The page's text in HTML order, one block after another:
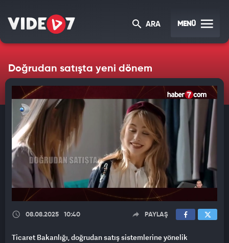
ARA MENÜ
Doğrudan satışta yeni dönem
08.08.2025 10:40 PAYLAŞ
Ticaret Bakanlığı, doğrudan satış sistemlerine yönelik